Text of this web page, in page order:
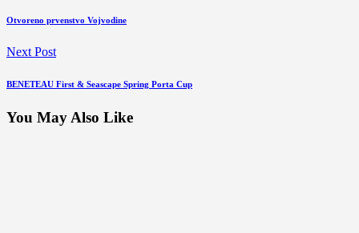
Otvoreno prvenstvo Vojvodine
Next Post
BENETEAU First & Seascape Spring Porta Cup
You May Also Like